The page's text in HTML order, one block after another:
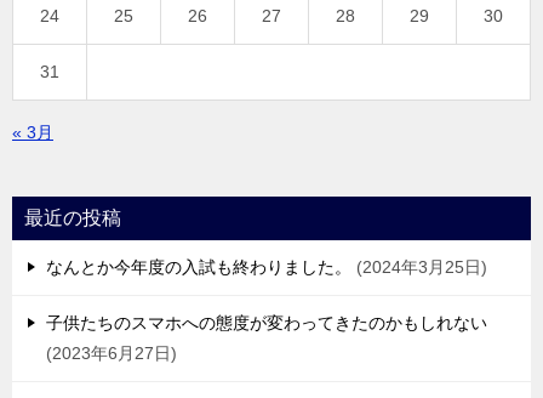
24 25 26 27 28 29 30
31
« 3月
最近の投稿
なんとか今年度の入試も終わりました。 2024年3月25日
子供たちのスマホへの態度が変わってきたのかもしれない
2023年6月27日